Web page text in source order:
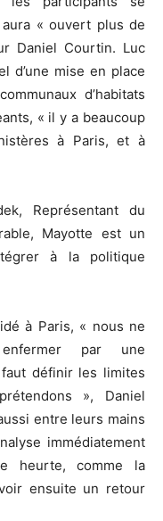
« ouvert plus de
Daniel Courtin. Luc
d’une mise en place
d’habitats
« il y a beaucoup
à Paris, et à
Représentant du
Mayotte est un
à la politique
à Paris, « nous ne
par une
définir les limites
», Daniel
entre leurs mains
immédiatement
heurte, comme la
ensuite un retour